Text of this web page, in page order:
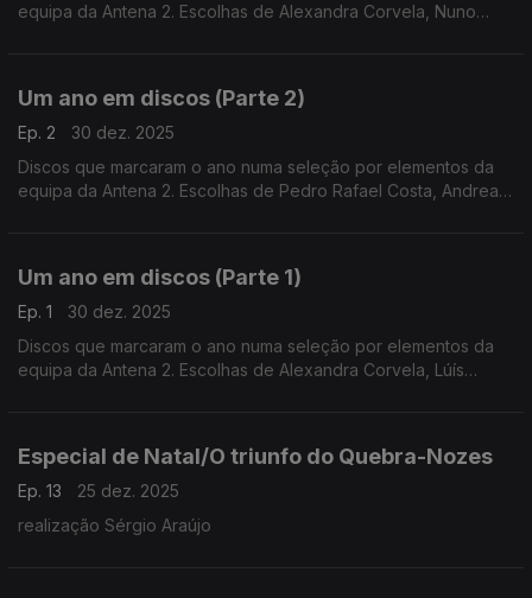
equipa da Antena 2. Escolhas de Alexandra Corvela, Nuno
Um ano em discos (Parte 2)
Ep. 2
30 dez. 2025
Discos que marcaram o ano numa seleção por elementos da
equipa da Antena 2. Escolhas de Pedro Rafael Costa, Andrea
Um ano em discos (Parte 1)
Ep. 1
30 dez. 2025
Discos que marcaram o ano numa seleção por elementos da
equipa da Antena 2. Escolhas de Alexandra Corvela, Lúís
Especial de Natal/O triunfo do Quebra-Nozes
Ep. 13
25 dez. 2025
realização Sérgio Araújo